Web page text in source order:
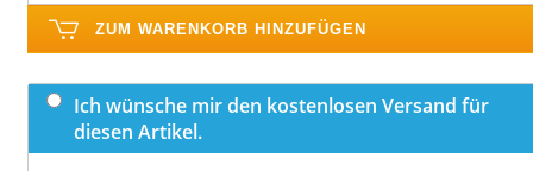
ZUM WARENKORB HINZUFÜGEN
Ich wünsche mir den kostenlosen Versand für
diesen Artikel.